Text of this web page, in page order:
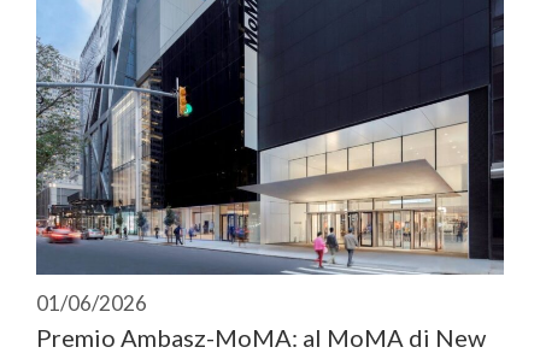
01/06/2026
Premio Ambasz-MoMA: al MoMA di New